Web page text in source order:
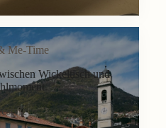
Me-Time
Wickeltisch und